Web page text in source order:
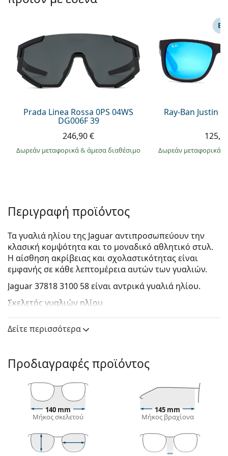
Persol
Όλες οι μάρκες
Prada Linea Rossa 0PS 04WS
DG006F 39
246,90 €
Δωρεάν μεταφορικά& άμεσα διαθέσιμο
Ray-Ban Justin
Δωρεάν μεταφορικά
Περιγραφή προϊόντος
Τα γυαλιά ηλίου της Jaguar αντιπροσωπεύουν την
κλασική κομψότητα και το μοναδικό αθλητικό στυλ.
Η αίσθηση ακρίβειας και σχολαστικότητας είναι
εμφανής σε κάθε λεπτομέρεια αυτών των γυαλιών.
Jaguar 37818 3100 58είναι αντρικά γυαλιά ηλίου.
Σκελετός γυαλιών ηλίου
Το μπλε χρώμα του σκελετού ταιριάζει απόλυτα με
ένα δροσερό φυσικό χρώμα δέρματος και ανοιχτά
ιδανική επιλογή για όσους έχουν οβάλ ή
Ο σκελετός των γυαλιών ηλίου είναι
κατασκευασμένος από μέταλλο, το οποίο διατηρεί
καλά το σχήμα του και προσφέρει υψηλή
σταθερότητα.
Τα ρυθμιζόμενα μαξιλαράκια μύτης επιτρέπουν
την ήπια αλλαγή της θέσης και της εφαρμογής των
Δείτε περισσότερα
Προδιαγραφές προϊόντος
140 mm
Μήκος σκελετού
145 mm
Μήκος βραχίονα